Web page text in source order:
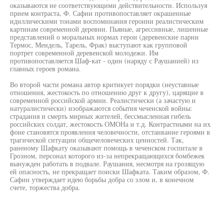
оказываются не соответствующими действительности. Используя
прием контраста, Ф. Сафин противопоставляет окрашенные
идиллическими тонами воспоминания героини реалистическим
картинам современной деревни. Пьяные, агрессивные, лишенные
представлений о моральных нормах герои (деревенские парни
Термос, Мендель, Тарель, Фрак) выступают как групповой
портрет современной деревенской молодежи. Им
противопоставляется Шаф-кат - один (наряду с Раушанией) из
главных героев романа.
Во второй части романа автор критикует порядки (неуставные
отношения, жестокость по отношению друг к другу), царящие в
современной российской армии. Реалистически (а зачастую и
натуралистически) изображаются события чеченской войны:
страдания и смерть мирных жителей, бессмысленная гибель
российских солдат, жестокость ОМОНа и т.д. Контрастными на их
фоне становятся проявления человечности, отстаивание героями в
трагической ситуации общечеловеческих ценностей. Так,
раненому Шафкату оказывают помощь в чеченском госпитале в
Грозном, персонал которого из-за непрекращающихся бомбежек
вынужден работать в подвале. Раушания, несмотря на грозящую
ей опасность, не прекращает поиски Шафката. Таким образом, Ф.
Сафин утверждает идею борьбы добра со злом и, в конечном
счете, торжества добра.